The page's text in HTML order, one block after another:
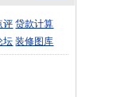
评 贷款计算
坛 装修图库